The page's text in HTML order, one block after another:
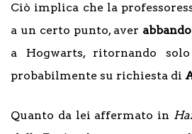
Ciò implica che la
a un certo punto, aver
a Hogwarts, ritornando solo
probabilmente su richiesta di
Quanto da lei affermato in